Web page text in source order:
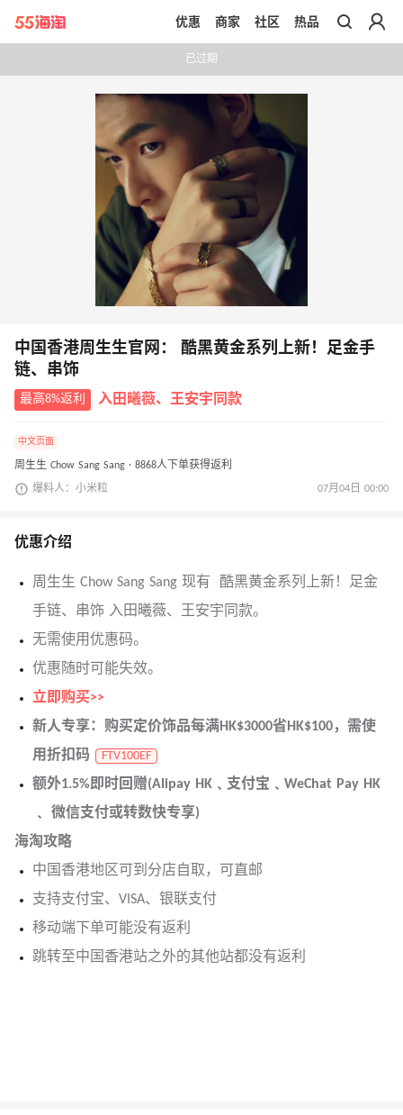
带你去官网买正品
优惠 商家 社区 热品
已过期
中国香港周生生官网： 酷黑黄金系列上新！足金手
链、串饰
最高8%返利 入田曦薇、王安宇同款
中文页面
周生生 Chow Sang Sang · 8868人下单获得返利
爆料人：小米粒 07月04日 00:00
优惠介绍
周生生 Chow Sang Sang 现有 酷黑黄金系列上新！足金
手链、串饰 入田曦薇、王安宇同款。
无需使用优惠码。
优惠随时可能失效。
立即购买>>
新人专享：购买定价饰品每满HK$3000省HK$100，需使
用折扣码
FTV100EF
额外1.5%即时回赠(Alipay HK﹑支付宝﹑WeChat Pay HK
﹑ 微信支付或转数快专享)
海淘攻略
中国香港地区可到分店自取，可直邮
支持支付宝、VISA、银联支付
移动端下单可能没有返利
跳转至中国香港站之外的其他站都没有返利